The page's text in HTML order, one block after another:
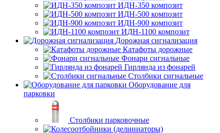
ИДН-350 композит
ИДН-500 композит
ИДН-900 композит
ИДН-1100 композит
Дорожная сигнализация
Катафоты дорожные
Фонари сигнальные
Гирлянда из фонарей
Столбики сигнальные
Оборудование для
парковки
Столбики парковочные